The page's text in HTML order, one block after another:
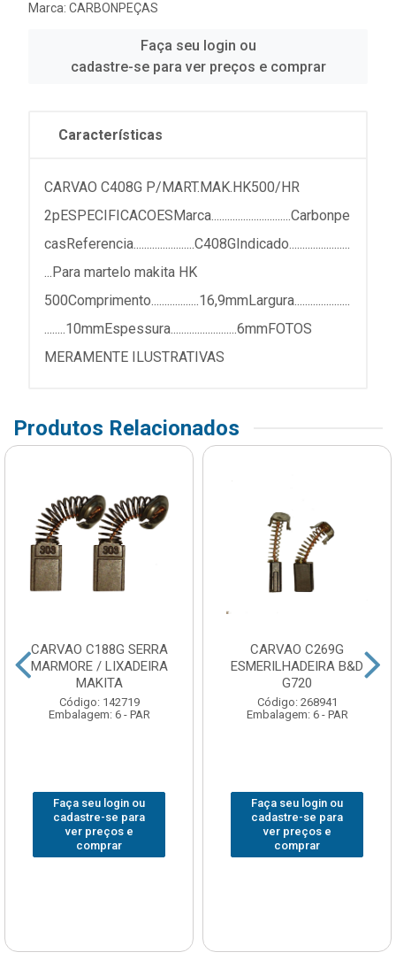
Marca: CARBONPEÇAS
Faça seu login ou
cadastre-se para ver preços e comprar
Características
CARVAO C408G P/MART.MAK.HK500/HR
2pESPECIFICACOESMarca..............................Carbonpe
casReferencia.......................C408GIndicado.......................
...Para martelo makita HK
500Comprimento..................16,9mmLargura.....................
........10mmEspessura.........................6mmFOTOS
MERAMENTE ILUSTRATIVAS
Produtos Relacionados
CARVAO C188G SERRA
MARMORE / LIXADEIRA
MAKITA
Código: 142719
Embalagem: 6 - PAR
Faça seu login ou
cadastre-se para
ver preços e
comprar
CARVAO C269G
ESMERILHADEIRA B&D
G720
Código: 268941
Embalagem: 6 - PAR
Faça seu login ou
cadastre-se para
ver preços e
comprar